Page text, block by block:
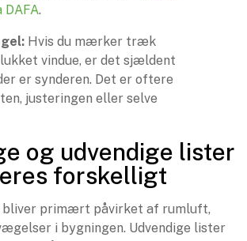
.
Hvis du mærker træk
vindue, er det sjældent
er synderen. Det er oftere
justeringen eller selve
og udvendige lister
forskelligt
bliver primært påvirket af rumluft,
i bygningen. Udvendige lister